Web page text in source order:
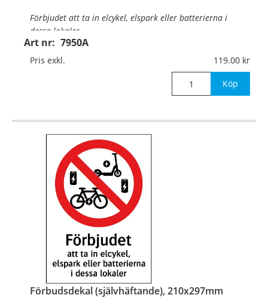
Art nr: 7950A
Förbjudet att ta in elcykel, elspark eller batterierna i
dessa lokaler.
Material:
Pris exkl. 119.00
Köp
Förbudsdekal (självhäftande), 210x297mm